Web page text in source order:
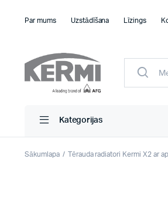
Par mums Uzstādīšana Līzings
Kategorijas
Sākumlapa Tērauda radiatori Kermi X2 ar